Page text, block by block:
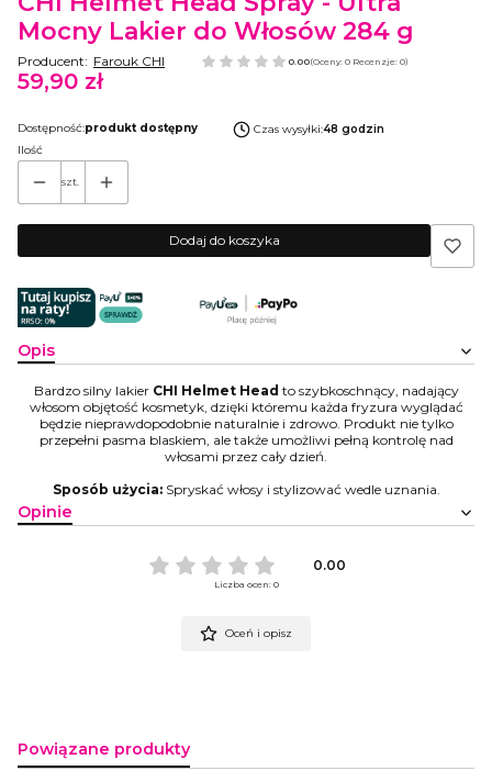
Mocny Lakier do Włosów 284 g
Producent: Farouk CHI 0.00(Oceny: 0 Recenzje: 0)
Cena
59,90 zł
Dostępność:produkt dostępny Czas wysyłki:48 godzin
Ilość
szt.
Dodaj do koszyka
Opis
Bardzo silny lakier CHI Helmet Head to szybkoschnący, nadający
włosom objętość kosmetyk, dzięki któremu każda fryzura wyglądać
będzie nieprawdopodobnie naturalnie i zdrowo. Produkt nie tylko
przepełni pasma blaskiem, ale także umożliwi pełną kontrolę nad
włosami przez cały dzień.
Sposób użycia:Spryskać włosy i stylizować wedle uznania.
Opinie
0.00
Liczba ocen: 0
Oceń i opisz
Powiązane produkty